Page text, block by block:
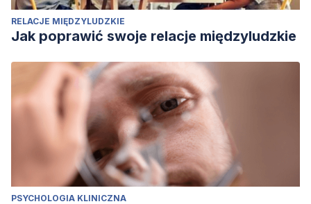
RELACJE MIĘDZYLUDZKIE
Jak poprawić swoje relacje międzyludzkie
PSYCHOLOGIA KLINICZNA